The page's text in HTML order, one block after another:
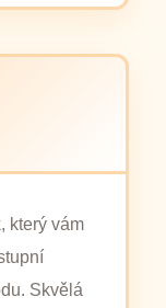
který vám
Skvělá